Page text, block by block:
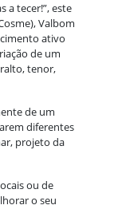
a tecer!”, este
Valbom
ativo
de um
tenor,
de um
diferentes
projeto da
ou de
o seu